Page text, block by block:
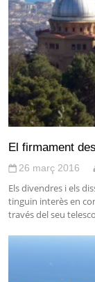
El firmament
26 març 2016
Els divendres i els
tinguin interès en
través del seu